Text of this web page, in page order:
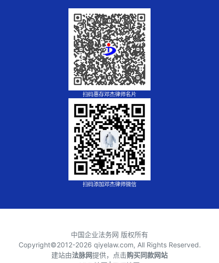
扫码惠存邓杰律师名片
扫码添加邓杰律师微信
中国企业法务网 版权所有
Copyright©2012-2026 qiyelaw.com, All Rights Reserved.
建站由法脉网提供，点击购买同款网站